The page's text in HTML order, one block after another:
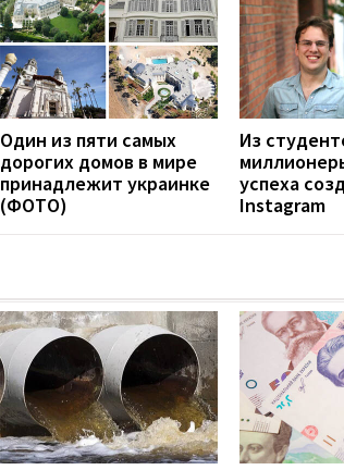
Один из пяти самых
дорогих домов в мире
принадлежит украинке
(ФОТО)
Из
успеха
Instagram